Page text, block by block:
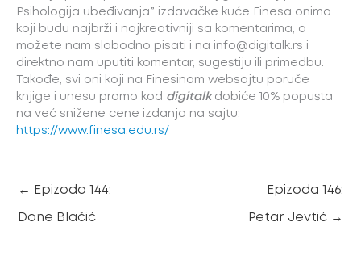
Psihologija ubeđivanja” izdavačke kuće Finesa onima
koji budu najbrži i najkreativniji sa komentarima, a
možete nam slobodno pisati i na info@digitalk.rs i
direktno nam uputiti komentar, sugestiju ili primedbu.
Takođe, svi oni koji na Finesinom websajtu poruče
knjige i unesu promo kod digitalkdobiće 10% popusta
na već snižene cene izdanja na sajtu:
https://www.finesa.edu.rs/
← Epizoda 144:
Dane Blačić
Epizoda 146:
Petar Jevtić →